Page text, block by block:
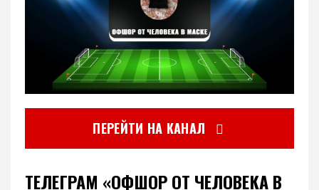
ПЕРЕЙТИ НА КАНАЛ
ТЕЛЕГРАМ «ОФШОР ОТ ЧЕЛОВЕКА В